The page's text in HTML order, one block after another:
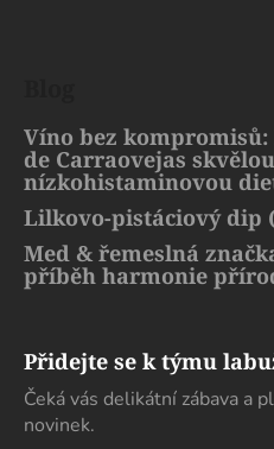
Víno bez kompromisů:
de Carraovejas
nízkohistaminovou
Lilkovo-pistáciový dip
Med & řemeslná
příběh harmonie
Přidejte se k týmu
Čeká vás delikátní zábava a
novinek.